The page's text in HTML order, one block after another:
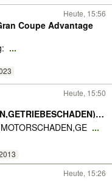
Heute, 15:56
Coupe Advantage
...
Heute, 15:50
...
Heute, 15:26